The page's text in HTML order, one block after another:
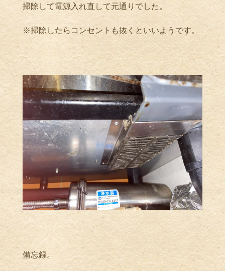
掃除して電源入れ直して元通りでした。
※掃除したらコンセントも抜くといいようです。
備忘録。